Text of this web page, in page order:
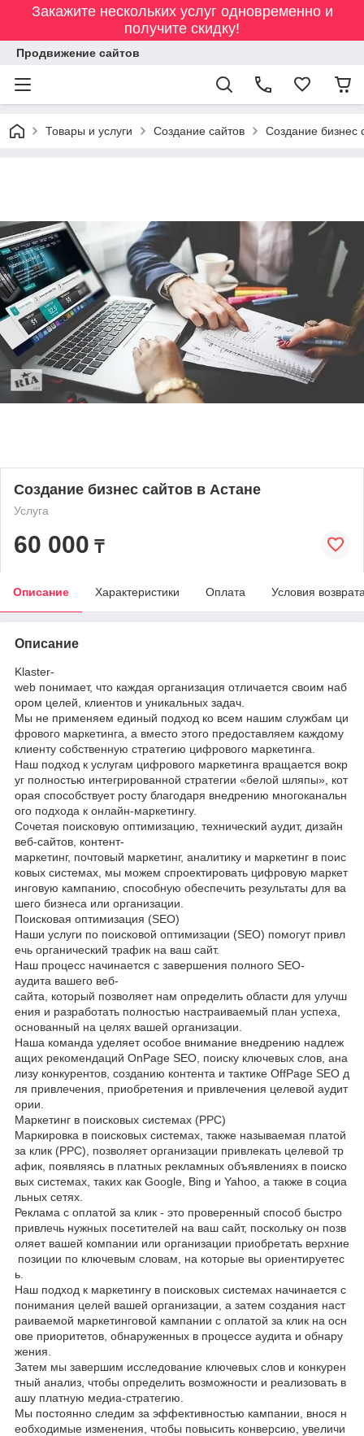
Закажите нескольких услуг одновременно и
получите скидку!
Продвижение сайтов
Товары и услуги Создание сайтов Создание бизнес
Создание бизнес сайтов в Астане
Услуга
60 000 ₸
Описание Характеристики Оплата Условия
Описание
Klaster-
web понимает, что каждая организация отличается своим наб
ором целей, клиентов и уникальных задач.
Мы не применяем единый подход ко всем нашим службам ци
фрового маркетинга, а вместо этого предоставляем каждому
клиенту собственную стратегию цифрового маркетинга.
Наш подход к услугам цифрового маркетинга вращается вокр
уг полностью интегрированной стратегии «белой шляпы», кот
орая способствует росту благодаря внедрению многоканальн
ого подхода к онлайн-маркетингу.
Сочетая поисковую оптимизацию, технический аудит, дизайн
веб-сайтов, контент-
маркетинг, почтовый маркетинг, аналитику и маркетинг в поис
ковых системах, мы можем спроектировать цифровую маркет
инговую кампанию, способную обеспечить результаты для ва
шего бизнеса или организации.
Поисковая оптимизация (SEO)
Наши услуги по поисковой оптимизации (SEO) помогут привл
ечь органический трафик на ваш сайт.
Наш процесс начинается с завершения полного SEO-
аудита вашего веб-
сайта, который позволяет нам определить области для улучш
ения и разработать полностью настраиваемый план успеха,
основанный на целях вашей организации.
Наша команда уделяет особое внимание внедрению надлеж
ащих рекомендаций OnPage SEO, поиску ключевых слов, ана
лизу конкурентов, созданию контента и тактике OffPage SEO д
ля привлечения, приобретения и привлечения целевой аудит
ории.
Маркетинг в поисковых системах (PPC)
Маркировка в поисковых системах, также называемая платой
за клик (PPC), позволяет организации привлекать целевой тр
афик, появляясь в платных рекламных объявлениях в поиско
вых системах, таких как Google, Bing и Yahoo, а также в социа
льных сетях.
Реклама с оплатой за клик - это проверенный способ быстро
привлечь нужных посетителей на ваш сайт, поскольку он позв
оляет вашей компании или организации приобретать верхние
позиции по ключевым словам, на которые вы ориентируетес
ь.
Наш подход к маркетингу в поисковых системах начинается с
понимания целей вашей организации, а затем создания наст
раиваемой маркетинговой кампании с оплатой за клик на осн
ове приоритетов, обнаруженных в процессе аудита и обнару
жения.
Затем мы завершим исследование ключевых слов и конкурен
тный анализ, чтобы определить возможности и реализовать в
ашу платную медиа-стратегию.
Мы постоянно следим за эффективностью кампании, внося н
еобходимые изменения, чтобы повысить конверсию, увеличи